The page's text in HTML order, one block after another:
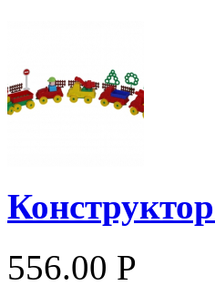
556.00 Р